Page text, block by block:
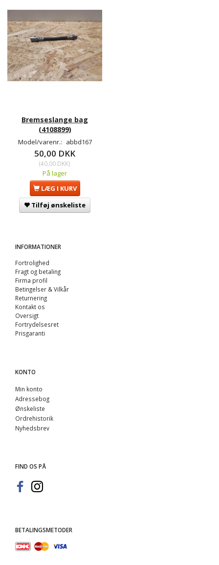
Bremseslange bag
(4108899)
Model/varenr.: abbd167
50,00 DKK
(40,00 DKK)
På lager
LÆG I KURV
Tilføj ønskeliste
INFORMATIONER
Fortrolighed
Fragt og betaling
Firma profil
Betingelser & Vilkår
Returnering
Kontakt os
Oversigt
Fortrydelsesret
Prisgaranti
KONTO
Min konto
Adressebog
Ønskeliste
Ordrehistorik
Nyhedsbrev
FIND OS PÅ
BETALINGSMETODER